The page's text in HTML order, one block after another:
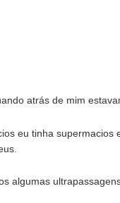
atrás de mim
eu tinha
algumas